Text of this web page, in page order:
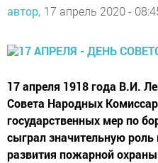
автор, 17 апрель 2020 -
17 апреля 1918 года В.И.
Совета Народных
государственных мер по
сыграл значительную роль
развития пожарной